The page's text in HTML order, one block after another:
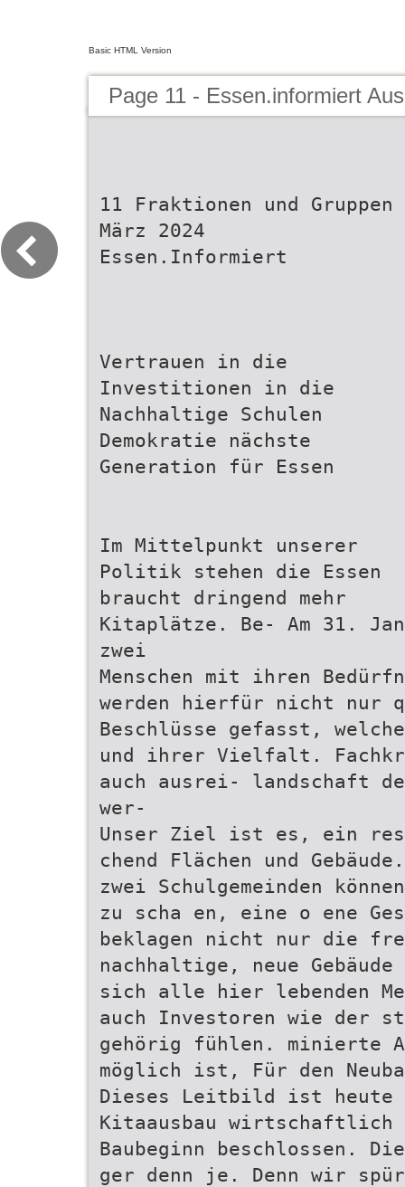
Basic HTML Version
Page 11 - Essen.informiert
11 Fraktionen und Gruppen
März 2024
Essen.Informiert
Vertrauen in die
Investitionen in die
Nachhaltige Schulen
Demokratie nächste
Generation für Essen
Im Mittelpunkt unserer
Politik stehen die Essen
braucht dringend mehr
Kitaplätze. Be- Am 31.
zwei
Menschen mit ihren
werden hierfür nicht nur
Beschlüsse gefasst,
und ihrer Vielfalt.
auch ausrei- landschaft
wer-
Unser Ziel ist es, ein
chend Flächen und
zwei Schulgemeinden
zu scha en, eine o ene
beklagen nicht nur die
nachhaltige, neue
sich alle hier lebenden
auch Investoren wie der
gehörig fühlen. minierte
möglich ist, Für den
Dieses Leitbild ist heute
Kitaausbau wirtschaftlich
Baubeginn beschlossen.
ger denn je. Denn wir